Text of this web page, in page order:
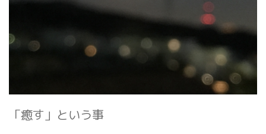
「癒す」という事